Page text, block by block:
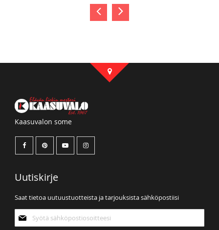
Kaasuvalon some
Uutiskirje
Saat tietoa uutuustuotteista ja tarjouksista sähköpostiisi
uutiskirjeemme: